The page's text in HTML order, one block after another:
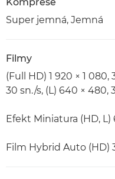
Super jemná, Jemná
Filmy
(Full HD) 1 920 × 1 080,
30 sn./s, (L) 640 × 480,
Efekt Miniatura (HD, L)
Film Hybrid Auto (HD)